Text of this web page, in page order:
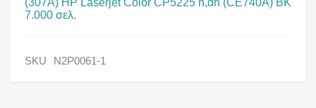
7.000 σελ.
SKU N2P0061-1